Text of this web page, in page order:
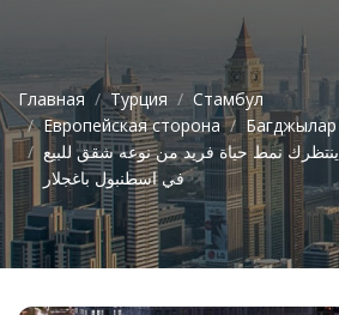
Главная Турция
Стамбул
Европейская сторона
Багджылар
ينتظرك نمط حياة فريد من نوعه شقق للبيع
في اسطنبول باغجلار